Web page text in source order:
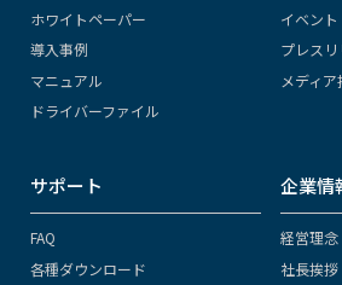
ホワイトペーパー
導入事例
マニュアル
ドライバーファイル
イベン
プレスリ
メディ
サポート
FAQ
各種ダウンロード
企業情
経営理念
社長挨拶